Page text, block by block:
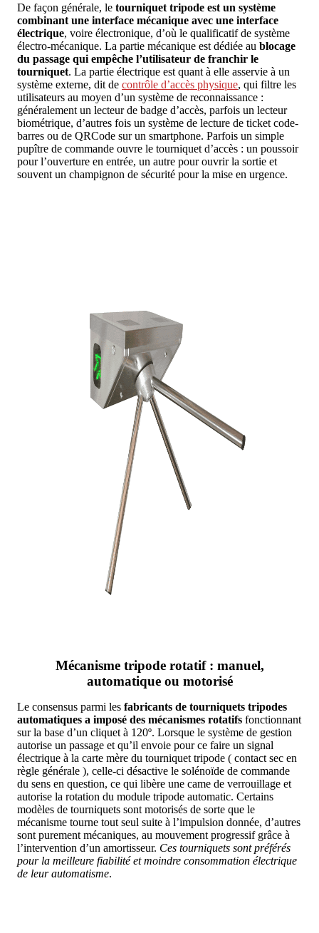
De façon générale, le tourniquet tripode est un système
combinant une interface mécanique avec une interface
électrique, voire électronique, d’où le qualificatif de système
électro-mécanique. La partie mécanique est dédiée au blocage
du passage qui empêche l’utilisateur de franchir le
tourniquet. La partie électrique est quant à elle asservie à un
système externe, dit de contrôle d’accès physique, qui filtre les
utilisateurs au moyen d’un système de reconnaissance :
généralement un lecteur de badge d’accès, parfois un lecteur
biométrique, d’autres fois un système de lecture de ticket code-
barres ou de QRCode sur un smartphone. Parfois un simple
pupître de commande ouvre le tourniquet d’accès : un poussoir
pour l’ouverture en entrée, un autre pour ouvrir la sortie et
souvent un champignon de sécurité pour la mise en urgence.
Mécanisme tripode rotatif : manuel,
automatique ou motorisé
Le consensus parmi les fabricants de tourniquets tripodes
automatiques a imposé des mécanismes rotatifs fonctionnant
sur la base d’un cliquet à 120º. Lorsque le système de gestion
autorise un passage et qu’il envoie pour ce faire un signal
électrique à la carte mère du tourniquet tripode ( contact sec en
règle générale ), celle-ci désactive le solénoïde de commande
du sens en question, ce qui libère une came de verrouillage et
autorise la rotation du module tripode automatic. Certains
modèles de tourniquets sont motorisés de sorte que le
mécanisme tourne tout seul suite à l’impulsion donnée, d’autres
sont purement mécaniques, au mouvement progressif grâce à
l’intervention d’un amortisseur. Ces tourniquets sont préférés
pour la meilleure fiabilité et moindre consommation électrique
de leur automatisme.